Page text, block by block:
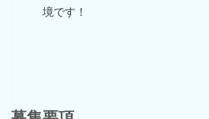
境です！